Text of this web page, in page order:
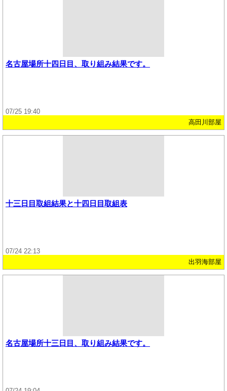
名古屋場所十四日目、取り組み結果です。
07/25 19:40
高田川部屋
十三日目取組結果と十四日目取組表
07/24 22:13
出羽海部屋
名古屋場所十三日目、取り組み結果です。